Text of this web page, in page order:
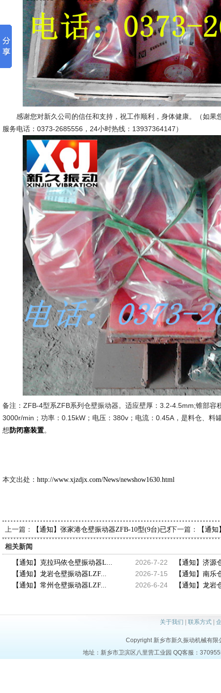
感谢您对新久公司的信任和支持，祝工作顺利，身体健康。（如果
服务电话：0373-2685556，24小时热线：13937364147）
备注：ZFB-4型系ZFB系列仓壁振动器。适应壁厚：3.2-4.5mm;锥部容
3000r/min；功率：0.15kW；电压：380v；电流：0.45A，是料仓、料
想 防闭塞装置。
本文出处： http://www.xjzdjx.com/News/newshow1630.html
上一篇： 【通知】张家港仓壁振动器ZFB-10型(9台)已发出，请万经理
下一篇： 【通
相关新闻
2026-7-22
【通知】克拉玛依仓壁振动器L... 【通知】济源
2026-7-15
【通知】龙岩仓壁振动器LZF... 【通知】南乐
2026-6-24
【通知】常州仓壁振动器LZF... 【通知】龙岩
关于我们 联系方式|
Copyright 新乡市新久振动机械有
地址：新乡市卫滨区八里营工业园 QQ客服：